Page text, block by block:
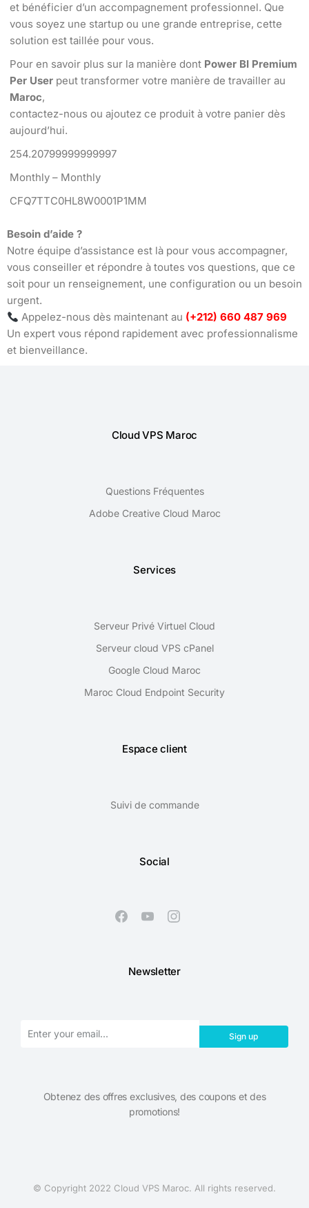
et bénéficier d’un accompagnement professionnel. Que
vous soyez une startup ou une grande entreprise, cette
solution est taillée pour vous.
Pour en savoir plus sur la manière dont Power BI Premium
Per User peut transformer votre manière de travailler au
Maroc,
contactez-nous ou ajoutez ce produit à votre panier dès
aujourd’hui.
254.20799999999997
Monthly – Monthly
CFQ7TTC0HL8W0001P1MM
Besoin d’aide ?
Notre équipe d’assistance est là pour vous accompagner,
vous conseiller et répondre à toutes vos questions, que ce
soit pour un renseignement, une configuration ou un besoin
urgent.
Appelez-nous dès maintenant au (+212) 660 487 969
Un expert vous répond rapidement avec professionnalisme
et bienveillance.
Cloud VPS Maroc
Questions Fréquentes
Adobe Creative Cloud Maroc
Services
Serveur Privé Virtuel Cloud
Serveur cloud VPS cPanel
Google Cloud Maroc
Maroc Cloud Endpoint Security
Espace client
Suivi de commande
Social
Newsletter
Sign up
Obtenez des offres exclusives, des coupons et des
promotions!​
© Copyright 2022 Cloud VPS Maroc. All rights reserved.